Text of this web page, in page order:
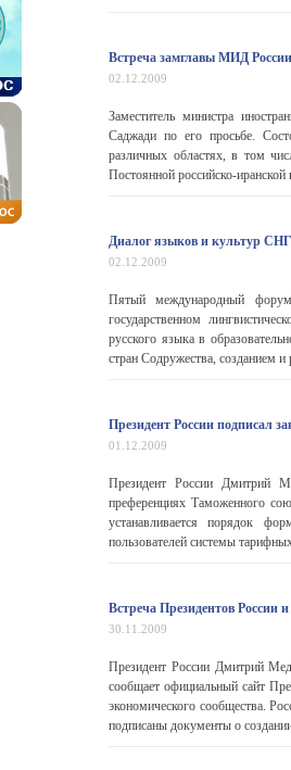
Встреча замглавы МИД
02.12.2009
Заместитель министра
Саджади по его просьбе.
различных областях, в том
Постоянной российско-
Диалог языков и культур
02.12.2009
Пятый международный
государственном
русского языка в
стран Содружества, созданием
Президент России подписал
01.12.2009
Президент России Дмитрий
преференциях Таможенного
устанавливается порядок
пользователей системы
Встреча Президентов России
30.11.2009
Президент России Дмитрий
сообщает официальный сайт
экономического сообщества.
подписаны документы о